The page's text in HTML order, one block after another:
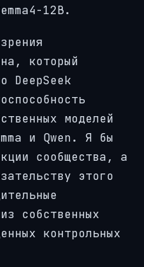
12B.
который
DeepSeek
моделей
и Qwen. Я бы
сообщества, а
этого
собственных
контрольных